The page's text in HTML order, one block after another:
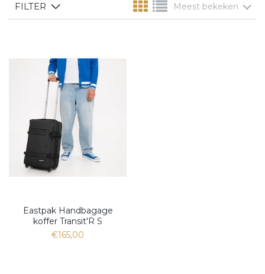
FILTER Meest bekeken
Eastpak Handbagage
koffer Transit'R S
€165,00